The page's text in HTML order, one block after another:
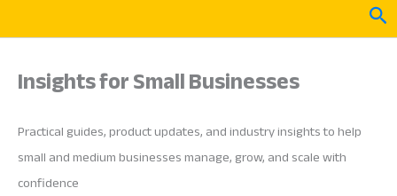
Insights for Small Businesses
Practical guides, product updates, and industry insights to help
small and medium businesses manage, grow, and scale with
confidence